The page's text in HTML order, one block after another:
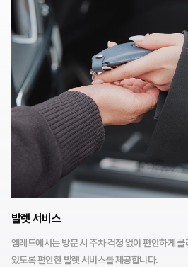
발렛 서비스
엠레드에서는 방문 시 주차 걱정 없이 편안하게
있도록 편안한 발렛 서비스를 제공합니다.